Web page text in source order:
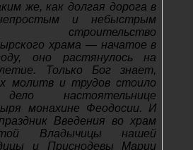
же, как долгая дорога в
и небыстрым
строительство
храма — начатое в
оно растянулось на
Только Бог знает,
молитв и трудов стоило
настоятельнице
монахине Феодосии. И
Введения во храм
Владычицы нашей
и Приснодевы Марии